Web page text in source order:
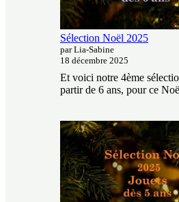
Sélection Noël 2025
par Lia-Sabine
18 décembre 2025
Et voici notre 4ème
partir de 6 ans, pour ce